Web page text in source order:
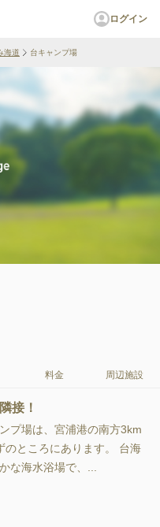
ログイン
海道 台キャンプ場
料金 周辺施設
接！
プ場は、宮浦港の南方3km
のところにあります。 台海
な海水浴場で、...